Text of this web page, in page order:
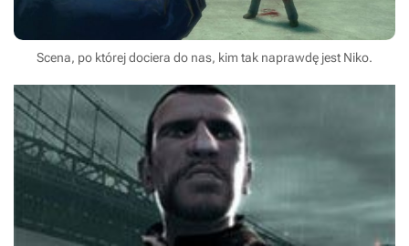
Scena, po której dociera do nas, kim tak naprawdę jest Niko.